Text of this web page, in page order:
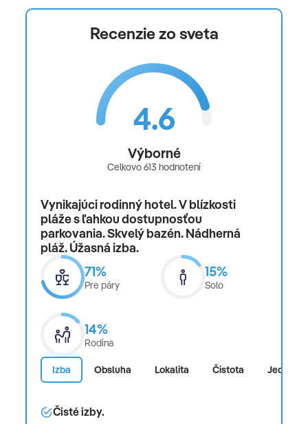
vami, max. rozmer 40x30x20 cm) a online check-in
pobytovú taxu (platí sa priamo na mieste, pre Taliansko
cca 2 € – 10 € na osobu/deň), komplexné cestovné
poistenie, podpalubnú batožinu (možnosť dokúpiť po
zakúpení zájazdu u dopravcu)
Oficiálne hodnotenie
Recenzie zo sveta
4.6
Výborné
Celkovo 613 hodnotení
Vynikajúci rodinný hotel. V blízkosti
pláže s ľahkou dostupnosťou
parkovania. Skvelý bazén. Nádherná
pláž. Úžasná izba.
71%
Pre páry
15%
Solo
14%
Rodina
Izba Obsluha Lokalita Čistota Jedlo
Čisté izby.